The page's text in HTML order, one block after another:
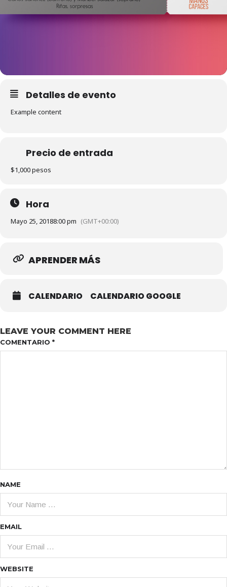
Detalles de evento
Example content
Precio de entrada
$1,000 pesos
Hora
Mayo 25, 20188:00 pm (GMT+00:00)
APRENDER MÁS
CALENDARIO CALENDARIO GOOGLE
LEAVE YOUR COMMENT HERE
COMENTARIO *
NAME
EMAIL
WEBSITE